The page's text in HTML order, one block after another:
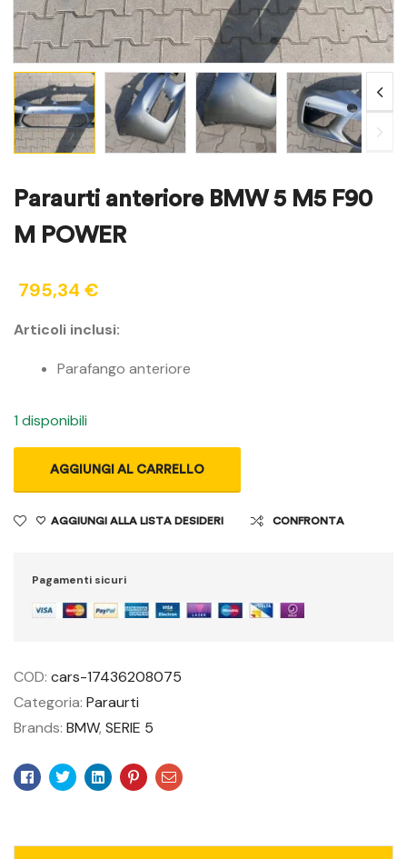
Paraurti anteriore BMW 5 M5 F90
M POWER
795,34 €
Articoli inclusi:
Parafango anteriore
1 disponibili
AGGIUNGI AL CARRELLO
AGGIUNGI ALLA LISTA DESIDERI CONFRONTA
Pagamenti sicuri
COD: cars-17436208075
Categoria: Paraurti
Brands: BMW, SERIE 5
Facebook
TwitterLinkedinPinterest
Email